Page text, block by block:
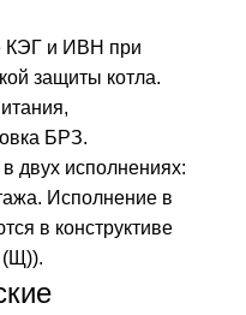
КЭГ и ИВН при
защиты котла.
БРЗ.
двух исполнениях:
Исполнение в
в конструктиве
(Щ)).